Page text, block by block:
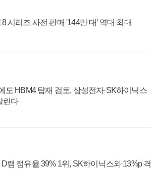
시리즈 사전 판매 '144만 대' 역대 최대
도 HBM4 탑재 검토, 삼성전자·SK하이닉스
린다
램 점유율 39% 1위, SK하이닉스와 13%p 격